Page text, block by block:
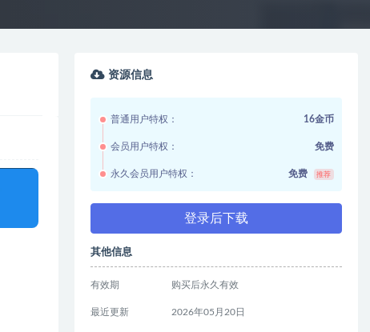
资源信息
普通用户特权： 16金币
会员用户特权： 免费
永久会员用户特权： 免费 推荐
登录后下载
其他信息
有效期 购买后永久有效
最近更新 2026年05月20日